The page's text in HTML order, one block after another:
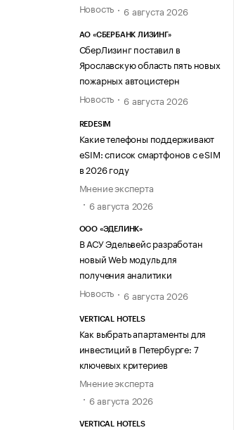
Новость
6 августа 2026
АО «СБЕРБАНК ЛИЗИНГ»
СберЛизинг поставил в
Ярославскую область пять новых
пожарных автоцистерн
Новость
6 августа 2026
REDESIM
Какие телефоны поддерживают
eSIM: список смартфонов с eSIM
в 2026 году
Мнение эксперта
6 августа 2026
ООО «ЭДЕЛИНК»
В АСУ Эдельвейс разработан
новый Web модуль для
получения аналитики
Новость
6 августа 2026
VERTICAL HOTELS
Как выбрать апартаменты для
инвестиций в Петербурге: 7
ключевых критериев
Мнение эксперта
6 августа 2026
VERTICAL HOTELS